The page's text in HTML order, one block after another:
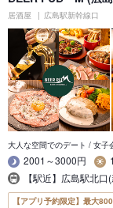
居酒屋 広島駅新幹線口
大人な空間でのデート / 女子
2001～3000円
【駅近】広島駅北
【アプリ予約限定】最大